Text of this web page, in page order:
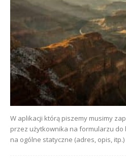
W aplikacji którą piszemy musimy
przez użytkownika na formularzu do
na ogólne statyczne (adres, opis, itp.)